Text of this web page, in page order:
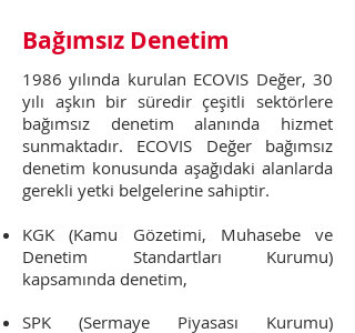
Bağımsız Denetim
1986 yılında kurulan ECOVIS Değer, 30
yılı aşkın bir süredir çeşitli sektörlere
bağımsız denetim alanında hizmet
sunmaktadır. ECOVIS Değer bağımsız
denetim konusunda aşağıdaki alanlarda
gerekli yetki belgelerine sahiptir.
KGK (Kamu Gözetimi, Muhasebe ve
Denetim Standartları Kurumu)
kapsamında denetim,
SPK (Sermaye Piyasası Kurumu)